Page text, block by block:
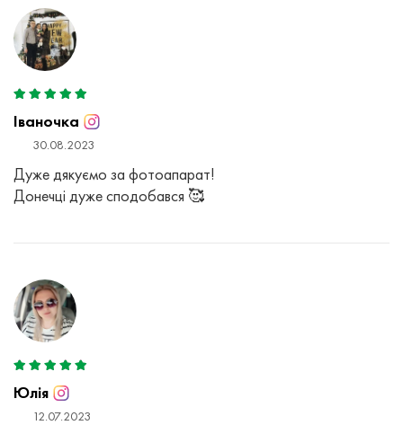
Іваночка
30.08.2023
Дуже дякуємо за фотоапарат!
Донечці дуже сподобався 🥰
Юлія
12.07.2023